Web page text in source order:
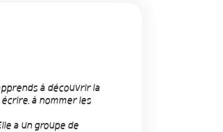
à découvrir la
à nommer les
a un groupe de